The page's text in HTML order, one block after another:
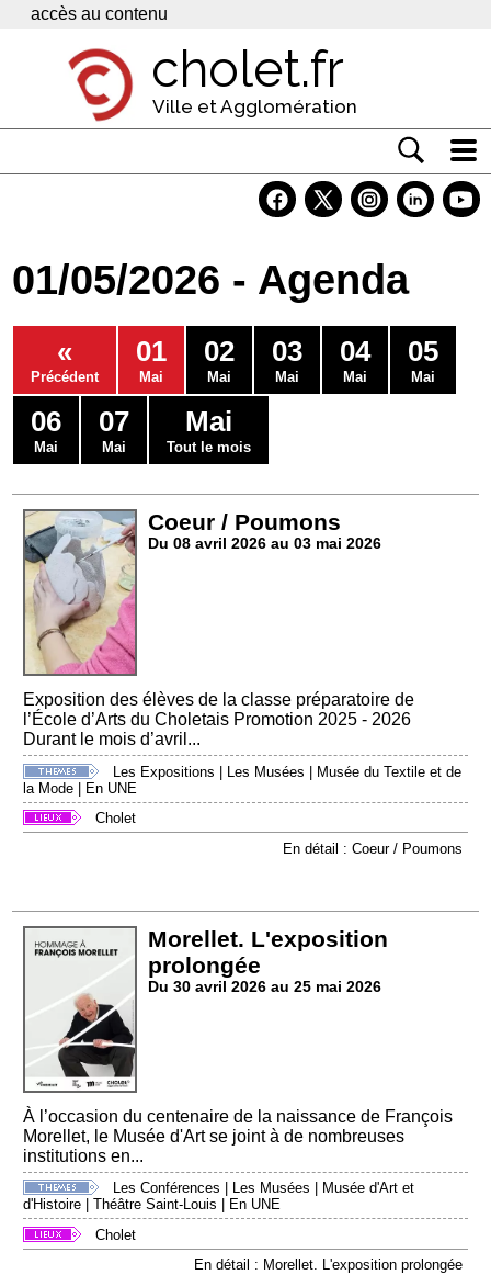
Panneau de gestion des cookies
accès au contenu
cholet.fr
Ville et Agglomération
Economie
Services
Contacts
01/05/2026 - Agenda
«
Précédent
01
Mai
02
Mai
03
Mai
04
Mai
05
Mai
06
Mai
07
Mai
Mai
Tout le mois
Coeur / Poumons
Du 08 avril 2026 au 03 mai 2026
Exposition des élèves de la classe préparatoire de
l’École d’Arts du Choletais Promotion 2025 - 2026
Durant le mois d’avril...
Les Expositions | Les Musées | Musée du Textile et de
la Mode | En UNE
Cholet
En détail : Coeur / Poumons
Morellet. L'exposition
prolongée
Du 30 avril 2026 au 25 mai 2026
À l’occasion du centenaire de la naissance de François
Morellet, le Musée d'Art se joint à de nombreuses
institutions en...
Les Conférences Les Musées
Musée d'Art et
d'Histoire |Théâtre Saint-Louis
En UNE
Cholet
En détail : Morellet. L'exposition prolongée